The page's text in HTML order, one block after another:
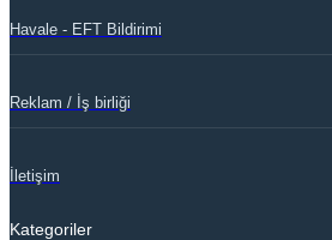
Havale - EFT Bildirimi
Reklam / İş birliği
İletişim
Kategoriler